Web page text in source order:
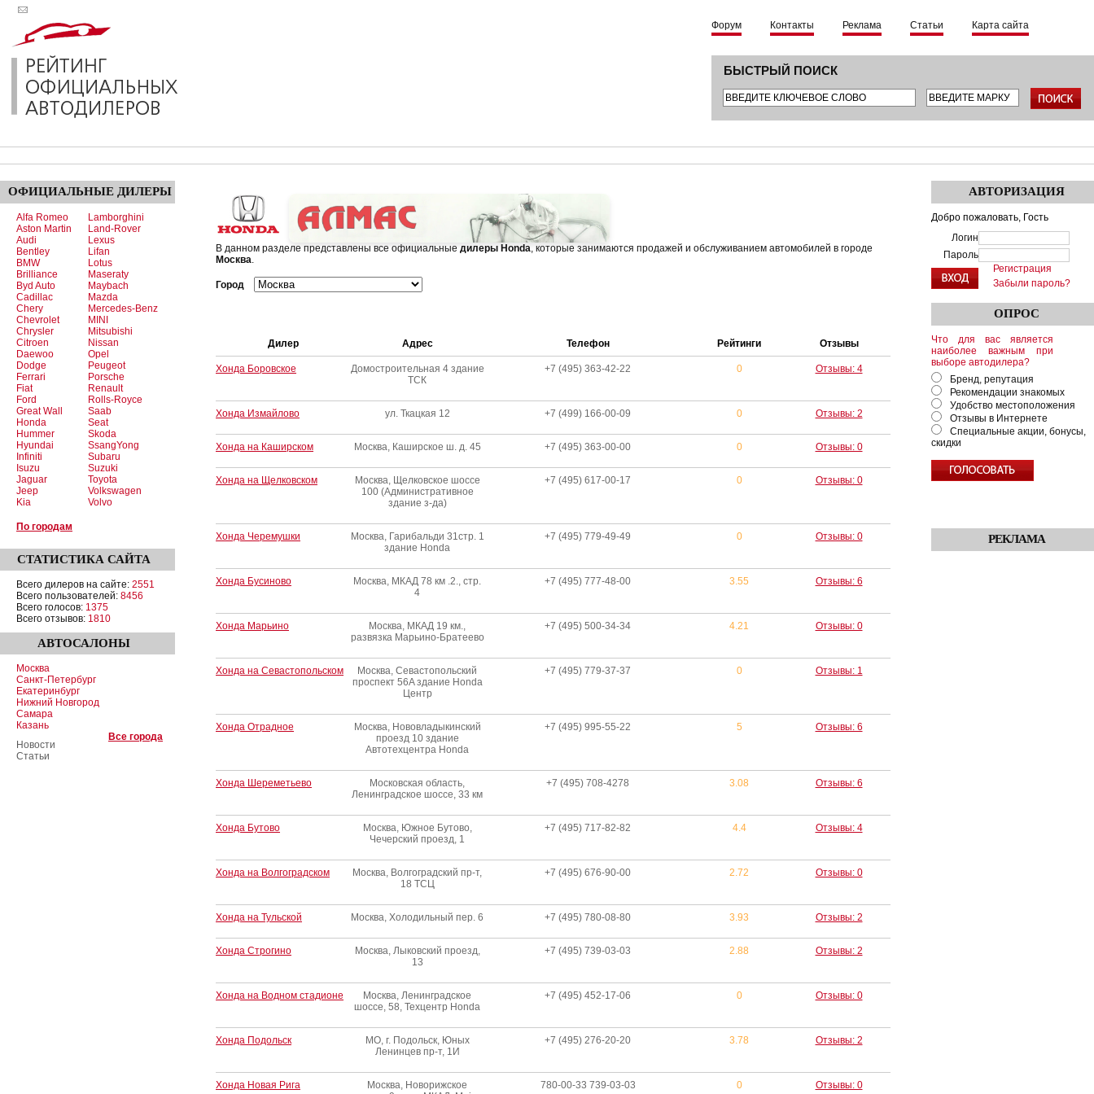
Форум Контакты Реклама Статьи Карта сайта
БЫСТРЫЙ ПОИСК
ОФИЦИАЛЬНЫЕ ДИЛЕРЫ
Alfa Romeo
Aston Martin
Audi
Bentley
BMW
Brilliance
Byd Auto
Cadillac
Chery
Chevrolet
Chrysler
Citroen
Daewoo
Dodge
Ferrari
Fiat
Ford
Great Wall
Honda
Hummer
Hyundai
Infiniti
Isuzu
Jaguar
Jeep
Kia
Lamborghini
Land-Rover
Lexus
Lifan
Lotus
Maseraty
Maybach
Mazda
Mercedes-Benz
MINI
Mitsubishi
Nissan
Opel
Peugeot
Porsche
Renault
Rolls-Royce
Saab
Seat
Skoda
SsangYong
Subaru
Suzuki
Toyota
Volkswagen
Volvo
По городам
СТАТИСТИКА САЙТА
Всего дилеров на сайте: 2551
Всего пользователей: 8456
Всего голосов: 1375
Всего отзывов: 1810
АВТОСАЛОНЫ
Москва
Санкт-Петербург
Екатеринбург
Нижний Новгород
Самара
Казань
Все города
Новости
Статьи
АВТОРИЗАЦИЯ
Добро пожаловать, Гость
Логин
Пароль
Регистрация
Забыли пароль?
ОПРОС
Что для вас является
наиболее важным при
выборе автодилера?
Бренд, репутация
Рекомендации знакомых
Удобство местоположения
Отзывы в Интернете
Специальные акции, бонусы,
скидки
РЕКЛАМА
В данном разделе представлены все официальные дилеры Honda, которые занимаются продажей и обслуживанием автомобилей в городе
Москва.
Город
Дилер Адрес Телефон Рейтинги Отзывы
Хонда Боровское
Домостроительная 4 здание
ТСК
+7 (495) 363-42-22 0 Отзывы: 4
Хонда Измайлово ул. Ткацкая 12 +7 (499) 166-00-09 0 Отзывы: 2
Хонда на Каширском Москва, Каширское ш. д. 45 +7 (495) 363-00-00 0 Отзывы: 0
Хонда на Щелковском
Москва, Щелковское шоссе
100 (Административное
здание з-да)
+7 (495) 617-00-17 0 Отзывы: 0
Хонда Черемушки
Москва, Гарибальди 31стр. 1
здание Honda
+7 (495) 779-49-49 0 Отзывы: 0
Хонда Бусиново
Москва, МКАД 78 км .2., стр.
4
+7 (495) 777-48-00 3.55 Отзывы: 6
Хонда Марьино
Москва, МКАД 19 км.,
развязка Марьино-Братеево
+7 (495) 500-34-34 4.21 Отзывы: 0
Хонда на Севастопольском
Москва, Севастопольский
проспект 56A здание Honda
Центр
+7 (495) 779-37-37 0 Отзывы: 1
Хонда Отрадное
Москва, Нововладыкинский
проезд 10 здание
Автотехцентра Honda
+7 (495) 995-55-22 5 Отзывы: 6
Хонда Шереметьево
Московская область,
Ленинградское шоссе, 33 км
+7 (495) 708-4278 3.08 Отзывы: 6
Хонда Бутово
Москва, Южное Бутово,
Чечерский проезд, 1
+7 (495) 717-82-82 4.4 Отзывы: 4
Хонда на Волгоградском
Москва, Волгоградский пр-т,
18 ТСЦ
+7 (495) 676-90-00 2.72 Отзывы: 0
Хонда на Тульской Москва, Холодильный пер. 6 +7 (495) 780-08-80 3.93 Отзывы: 2
Хонда Строгино
Москва, Лыковский проезд,
13
+7 (495) 739-03-03 2.88 Отзывы: 2
Хонда на Водном стадионе
Москва, Ленинградское
шоссе, 58, Техцентр Honda
+7 (495) 452-17-06 0 Отзывы: 0
Хонда Подольск
МО, г. Подольск, Юных
Ленинцев пр-т, 1И
+7 (495) 276-20-20 3.78 Отзывы: 2
Хонда Новая Рига
Москва, Новорижское
780-00-33 739-03-03 0 Отзывы: 0